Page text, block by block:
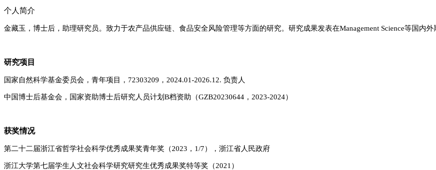
个人简介
金藏玉，博士后，助理研究员。致力于农产品供应链、食品安全风险管理等方面的研究。研究成果发表在Management Science等国内外
研究项目
国家自然科学基金委员会，青年项目，72303209，2024.01-2026.12. 负责人
中国博士后基金会，国家资助博士后研究人员计划B档资助（GZB20230644，2023-2024）
获奖情况
第二十二届浙江省哲学社会科学优秀成果奖青年奖（2023 ， 1/7），浙江省人民政府
浙江大学第七届学生人文社会科学研究研究生优秀成果奖特等奖（2021 ）